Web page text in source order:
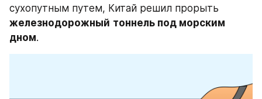
железнодорожный тоннель под морским
дном.